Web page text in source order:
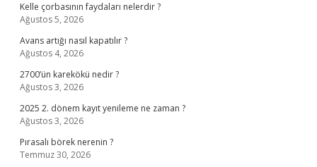
Kelle çorbasının faydaları nelerdir ?
Ağustos 5, 2026
Avans artığı nasıl kapatılır ?
Ağustos 4, 2026
2700’ün karekökü nedir ?
Ağustos 3, 2026
2025 2. dönem kayıt yenileme ne zaman ?
Ağustos 3, 2026
Pırasalı börek nerenin ?
Temmuz 30, 2026